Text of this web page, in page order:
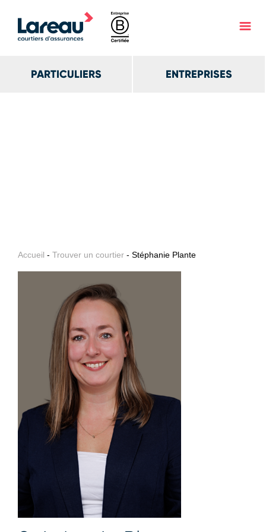
PARTICULIERS ENTREPRISES
Accueil - Trouver un courtier - Stéphanie Plante